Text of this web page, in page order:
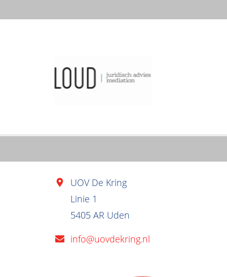
UOV De Kring
Linie 1
5405 AR Uden
info@uovdekring.nl